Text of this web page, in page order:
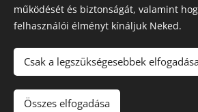
Share
működését és biztonságát, valamint
felhasználói élményt kínáljuk Neked.
Csak a legszükségesebbek
Összes elfogadása